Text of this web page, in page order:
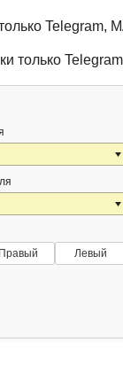
Telegram,
только
Правый Левый